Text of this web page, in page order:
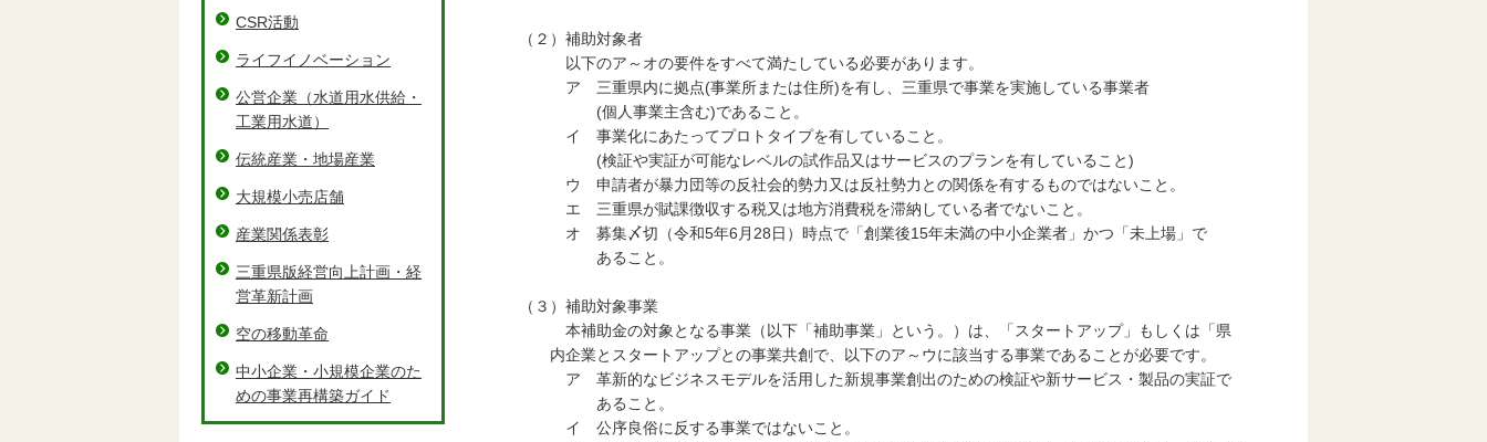
（２）補助対象者
以下のア～オの要件をすべて満たしている必要があります。
ア 三重県内に拠点(事業所または住所)を有し、三重県で事業を実施している事業者
(個人事業主含む)であること。
イ 事業化にあたってプロトタイプを有していること。
(検証や実証が可能なレベルの試作品又はサービスのプランを有していること)
ウ 申請者が暴力団等の反社会的勢力又は反社勢力との関係を有するものではないこと。
エ 三重県が賦課徴収する税又は地方消費税を滞納している者でないこと。
オ 募集〆切（令和5年6月28日）時点で「創業後15年未満の中小企業者」かつ「未上場」で
あること。
（３）補助対象事業
本補助金の対象となる事業（以下「補助事業」という。）は、「スタートアップ」もしくは「県
内企業とスタートアップとの事業共創で、以下のア～ウに該当する事業であることが必要です。
ア 革新的なビジネスモデルを活用した新規事業創出のための検証や新サービス・製品の実証で
あること。
イ 公序良俗に反する事業ではないこと。
CSR活動
ライフイノベーション
公営企業（水道用水供給・
工業用水道）
伝統産業・地場産業
大規模小売店舗
産業関係表彰
三重県版経営向上計画・経
営革新計画
空の移動革命
中小企業・小規模企業のた
めの事業再構築ガイド